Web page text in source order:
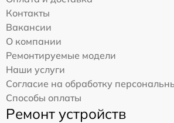
Контакты
Вакансии
О компании
Ремонтируемые модели
Наши услуги
Согласие на обработку
Способы оплаты
Ремонт устройств